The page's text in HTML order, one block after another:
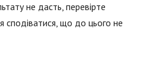
не дасть, перевірте
сподіватися, що до цього не